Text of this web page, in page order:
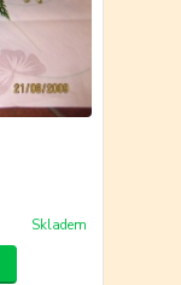
Skladem